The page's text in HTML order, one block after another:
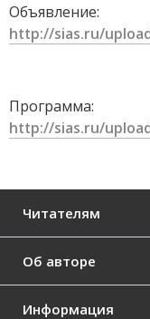
Объявление:
http://sias.ru/
Программа:
http://sias.ru/
Читателям
Об авторе
Информация